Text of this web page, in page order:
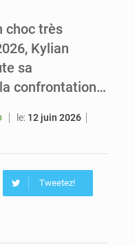
choc très
Kylian
sa
confrontation…
le: 12 juin 2026
Tweetez!